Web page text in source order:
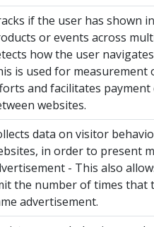
if the user has shown
or events across
how the user
is used for measurement
and facilitates
websites.
data on visitor
in order to present
- This also
the number of times that
advertisement.